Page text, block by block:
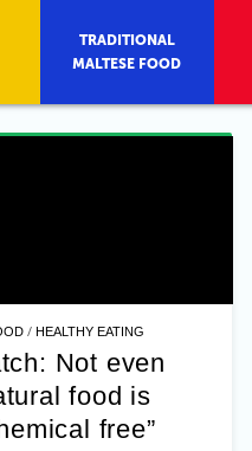
/ HEALTHY EATING
Not even
food is
free”
TRADITIONAL
MALTESE FOOD